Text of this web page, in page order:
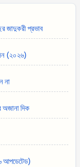
জাদুকরী প্রভাব
(২০২৬)
না
অজানা দিক
আপডেটেড)